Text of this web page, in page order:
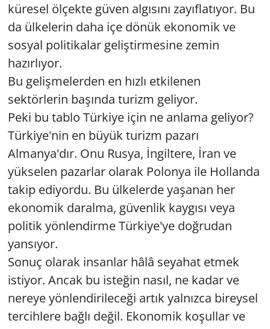
küresel ölçekte güven algısını zayıflatıyor. Bu
da ülkelerin daha içe dönük ekonomik ve
sosyal politikalar geliştirmesine zemin
hazırlıyor.
Bu gelişmelerden en hızlı etkilenen
sektörlerin başında turizm geliyor.
Peki bu tablo Türkiye için ne anlama geliyor?
Türkiye'nin en büyük turizm pazarı
Almanya'dır. Onu Rusya, İngiltere, İran ve
yükselen pazarlar olarak Polonya ile Hollanda
takip ediyordu. Bu ülkelerde yaşanan her
ekonomik daralma, güvenlik kaygısı veya
politik yönlendirme Türkiye'ye doğrudan
yansıyor.
Sonuç olarak insanlar hâlâ seyahat etmek
istiyor. Ancak bu isteğin nasıl, ne kadar ve
nereye yönlendirileceği artık yalnızca bireysel
tercihlere bağlı değil. Ekonomik koşullar ve